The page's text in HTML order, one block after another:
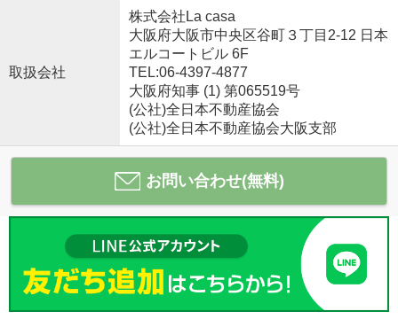
取扱会社
株式会社La casa
大阪府大阪市中央区谷町３丁目2-12 日本
エルコートビル 6F
TEL:06-4397-4877
大阪府知事 (1) 第065519号
(公社)全日本不動産協会
(公社)全日本不動産協会大阪支部
お問い合わせ(無料)